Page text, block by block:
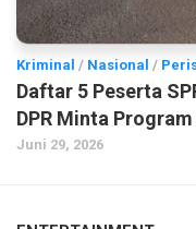
Kriminal / Nasional /
Daftar 5 Peserta
DPR Minta
Juni 29, 2026